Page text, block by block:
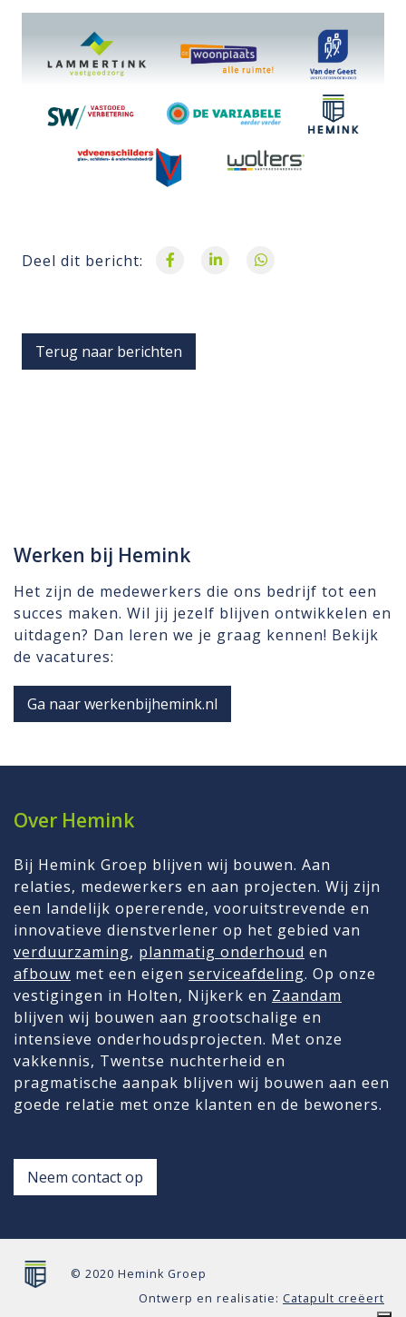
Deel dit bericht:
Terug naar berichten
Werken bij Hemink
Het zijn de medewerkers die ons bedrijf tot een
succes maken. Wil jij jezelf blijven ontwikkelen en
uitdagen? Dan leren we je graag kennen! Bekijk
de vacatures:
Ga naar werkenbijhemink.nl
Over Hemink
Bij Hemink Groep blijven wij bouwen. Aan
relaties, medewerkers en aan projecten. Wij zijn
een landelijk opererende, vooruitstrevende en
innovatieve dienstverlener op het gebied van
verduurzaming, planmatig onderhoud en
afbouw met een eigen serviceafdeling. Op onze
vestigingen in Holten, Nijkerk en Zaandam
blijven wij bouwen aan grootschalige en
intensieve onderhoudsprojecten. Met onze
vakkennis, Twentse nuchterheid en
pragmatische aanpak blijven wij bouwen aan een
goede relatie met onze klanten en de bewoners.
Neem contact op
© 2020 Hemink Groep
Ontwerp en realisatie: Catapult creëert